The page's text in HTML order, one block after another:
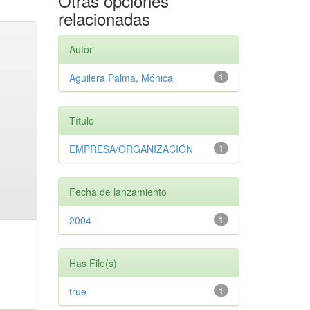
relacionadas
Autor
1
Aguilera Palma, Mónica
Título
1
EMPRESA/ORGANIZACIÓN
Fecha de lanzamiento
1
2004
Has File(s)
1
true